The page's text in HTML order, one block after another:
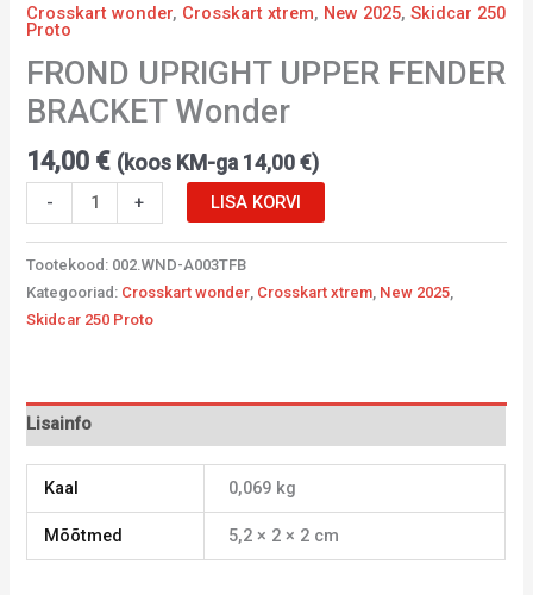
Crosskart wonder, Crosskart xtrem, New 2025,Skidcar 250
Proto
FROND UPRIGHT UPPER FENDER
BRACKET Wonder
14,00 € (koos KM-ga 14,00€)
- + LISA KORVI
Tootekood: 002.WND-A003TFB
Kategooriad: Crosskart wonder Crosskart xtrem New 2025
Skidcar 250 Proto
Lisainfo
Kaal 0,069 kg
Mõõtmed 5,2 × 2 × 2 cm